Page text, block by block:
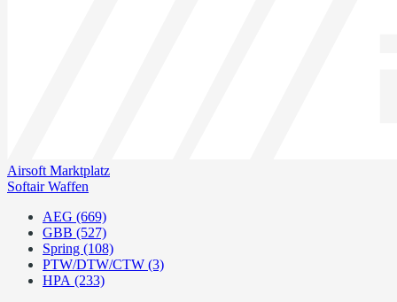
Airsoft Marktplatz
Softair Waffen
AEG (669)
GBB (527)
Spring (108)
PTW/DTW/CTW (3)
HPA (233)